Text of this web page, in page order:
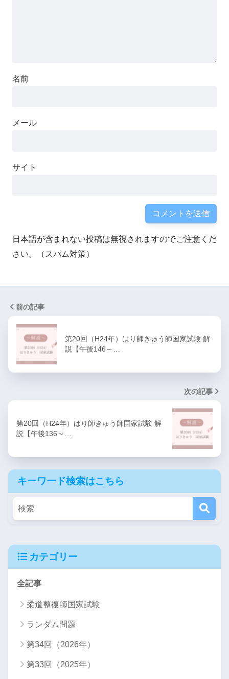
名前
メール
サイト
日本語が含まれない投稿は無視されますのでご注意くだ
さい。（スパム対策）
前の記事
第20回（H24年）はり師きゅう師国家試験 解
説【午後146～…
次の記事
第20回（H24年）はり師きゅう師国家試験 解
説【午後136～…
キーワード検索はこちら
カテゴリー
全記事
柔道整復師国家試験
ランダム問題
第34回（2026年）
第33回（2025年）